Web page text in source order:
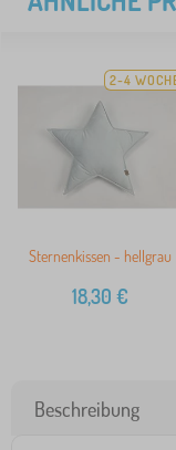
2-4
Sternenkissen - hellgrau
18,30 €
Beschreibung